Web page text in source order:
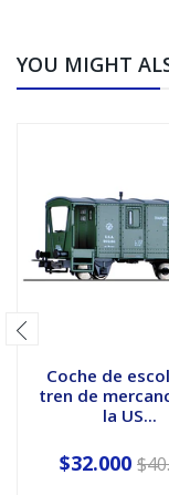
YOU MIGHT
Coche de
tren de
la US...
$32.000